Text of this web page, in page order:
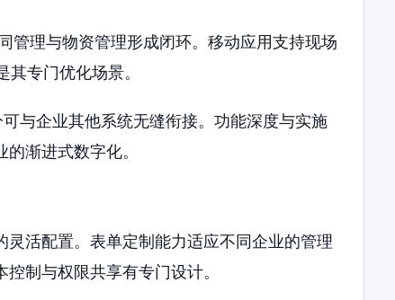
管理与物资管理形成闭环。移动应用支持现场
专门优化场景。
与企业其他系统无缝衔接。功能深度与实施
渐进式数字化。
活配置。表单定制能力适应不同企业的管理
制与权限共享有专门设计。